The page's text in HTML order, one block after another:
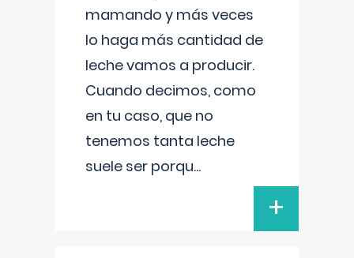
mamando y más veces
lo haga más cantidad de
leche vamos a producir.
Cuando decimos, como
en tu caso, que no
tenemos tanta leche
suele ser porqu...
+